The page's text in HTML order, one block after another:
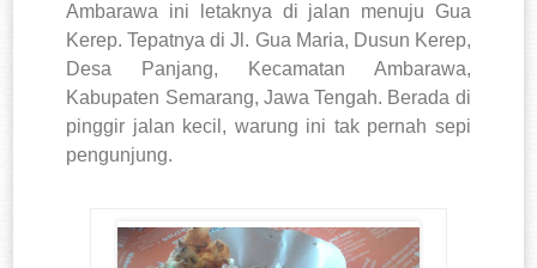
Ambarawa ini letaknya di jalan menuju Gua
Kerep. Tepatnya di Jl. Gua Maria, Dusun Kerep,
Desa Panjang, Kecamatan Ambarawa,
Kabupaten Semarang, Jawa Tengah. Berada di
pinggir jalan kecil, warung ini tak pernah sepi
pengunjung.